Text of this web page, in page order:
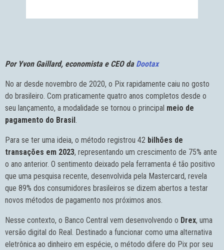
Por Yvon Gaillard, economista e CEO da Dootax
No ar desde novembro de 2020, o Pix rapidamente caiu no gosto
do brasileiro. Com praticamente quatro anos completos desde o
seu lançamento, a modalidade se tornou o principal meio de
pagamento do Brasil .
Para se ter uma ideia, o método registrou 42 bilhões de
transações em 2023, representando um crescimento de 75% ante
o ano anterior. O sentimento deixado pela ferramenta é tão positivo
que uma pesquisa recente, desenvolvida pela Mastercard, revela
que 89% dos consumidores brasileiros se dizem abertos a testar
novos métodos de pagamento nos próximos anos.
Nesse contexto, o Banco Central vem desenvolvendo o Drex, uma
versão digital do Real. Destinado a funcionar como uma alternativa
eletrônica ao dinheiro em espécie, o método difere do Pix por seu